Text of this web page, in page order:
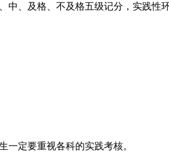
中、及格、不及格五级记分，实践性
定要重视各科的实践考核。